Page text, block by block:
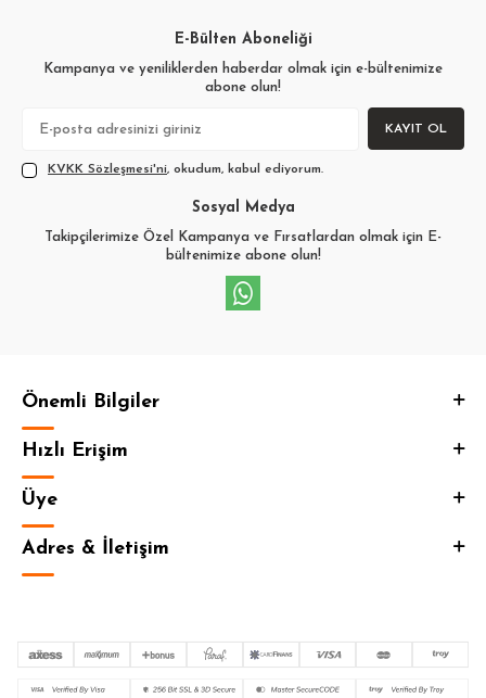
E-Bülten Aboneliği
Kampanya ve yeniliklerden haberdar olmak için e-bültenimize
abone olun!
KAYIT OL
KVKK Sözleşmesi'ni, okudum, kabul ediyorum.
Sosyal Medya
Takipçilerimize Özel Kampanya ve Fırsatlardan olmak için E-
bültenimize abone olun!
Önemli Bilgiler
Hızlı Erişim
Üye
Adres & İletişim